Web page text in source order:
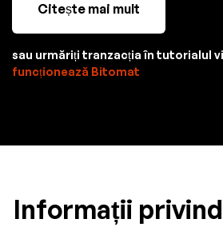
Citește mai mult
sau urmăriți tranzacția în tutorialul
funcționează Bitomat
Informații